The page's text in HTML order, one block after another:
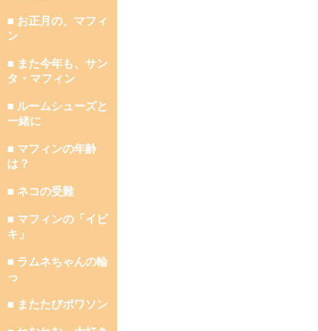
■ お正月の、マフィ
ン
■ また今年も、サン
タ・マフィン
■ ルームシューズと
一緒に
■ マフィンの年齢
は？
■ ネコの受難
■ マフィンの「イビ
キ」
■ ラムネちゃんの輪
っ
■ またたびポワソン